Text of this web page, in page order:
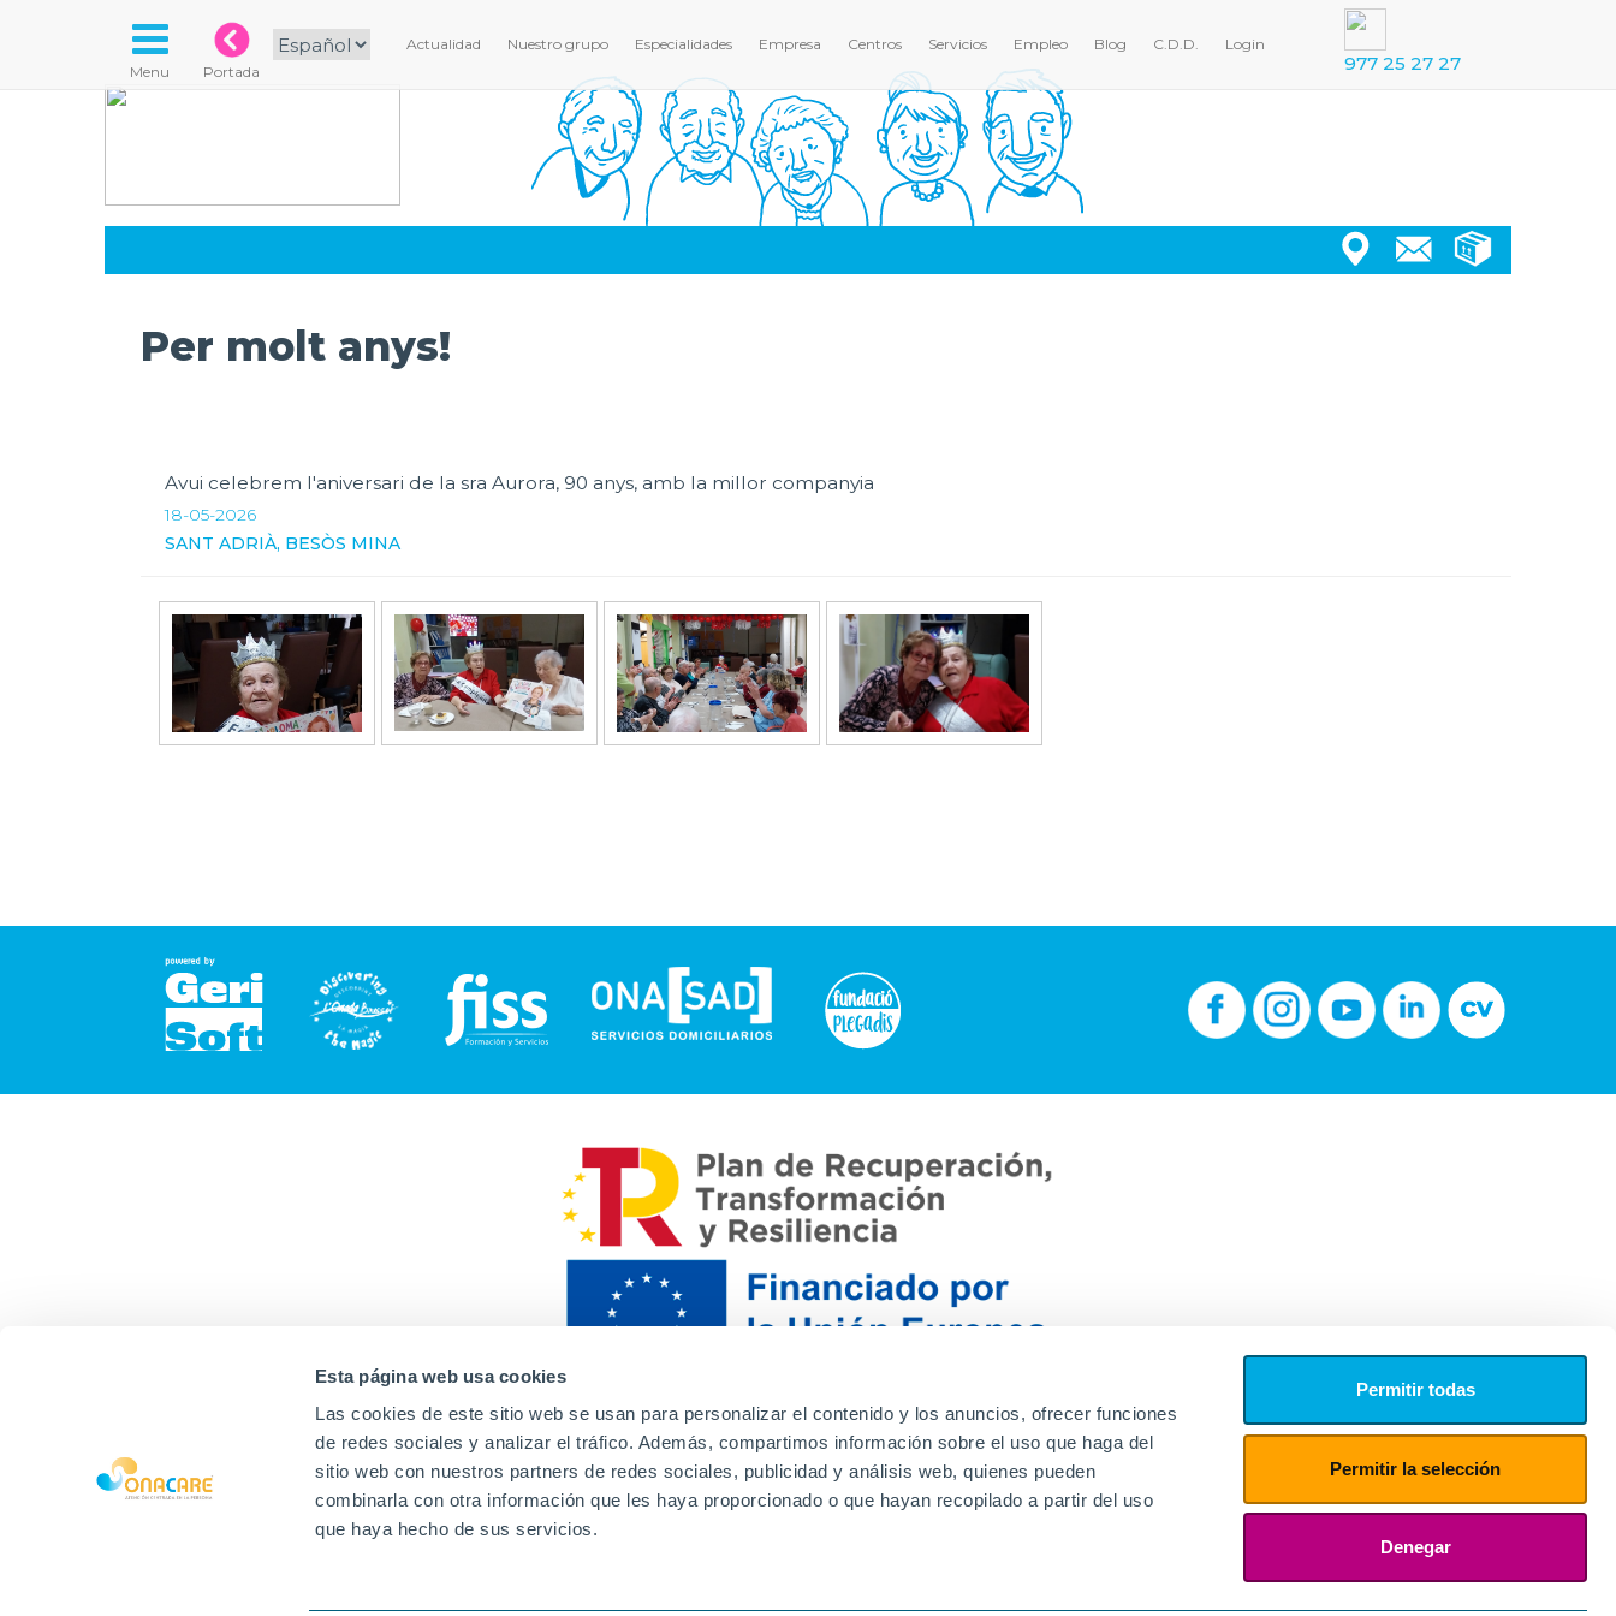
Esta página web usa cookies
Las cookies de este sitio web se usan para personalizar el contenido y los anuncios, ofrecer funciones
de redes sociales y analizar el tráfico. Además, compartimos información sobre el uso que haga del
sitio web con nuestros partners de redes sociales, publicidad y análisis web, quienes pueden
combinarla con otra información que les haya proporcionado o que hayan recopilado a partir del uso
que haya hecho de sus servicios.
Permitir todas
Permitir la selección
Denegar
Actualidad Nuestro grupo Especialidades Empresa Centros Servicios Empleo Blog C.D.D. Login
977 25 27 27
Menu Portada
Per molt anys!
Avui celebrem l'aniversari de la sra Aurora, 90 anys, amb la millor companyia
18-05-2026
SANT ADRIÀ, BESÒS MINA
Contacto Canal de denuncias Envia tu CV
Proveedores
Aviso Legal